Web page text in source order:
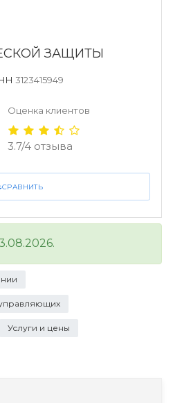
СРАВНИТЬ
ЗАЩИТЫ
3123415949
Оценка клиентов
3.7/4 отзыва
Услуги и цены